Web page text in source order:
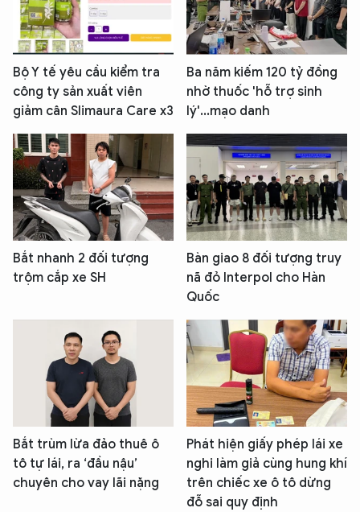
Bộ Y tế yêu cầu kiểm tra
công ty sản xuất viên
giảm cân Slimaura Care x3
Ba năm kiếm 120 tỷ đồng
nhờ thuốc 'hỗ trợ sinh
lý'...mạo danh
Bắt nhanh 2 đối tượng
trộm cắp xe SH
Bàn giao 8 đối tượng truy
nã đỏ Interpol cho Hàn
Quốc
Bắt trùm lừa đảo thuê ô
tô tự lái, ra ‘đầu nậu’
chuyên cho vay lãi nặng
Phát hiện giấy phép lái xe
nghi làm giả cùng hung khí
trên chiếc xe ô tô dừng
đỗ sai quy định